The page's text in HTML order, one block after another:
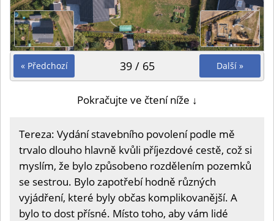
« Předchozí Další »
39 / 65
Pokračujte ve čtení níže ↓
Tereza: Vydání stavebního povolení podle mě
trvalo dlouho hlavně kvůli příjezdové cestě, což si
myslím, že bylo způsobeno rozdělením pozemků
se sestrou. Bylo zapotřebí hodně různých
vyjádření, které byly občas komplikovanější. A
bylo to dost přísné. Místo toho, aby vám lidé